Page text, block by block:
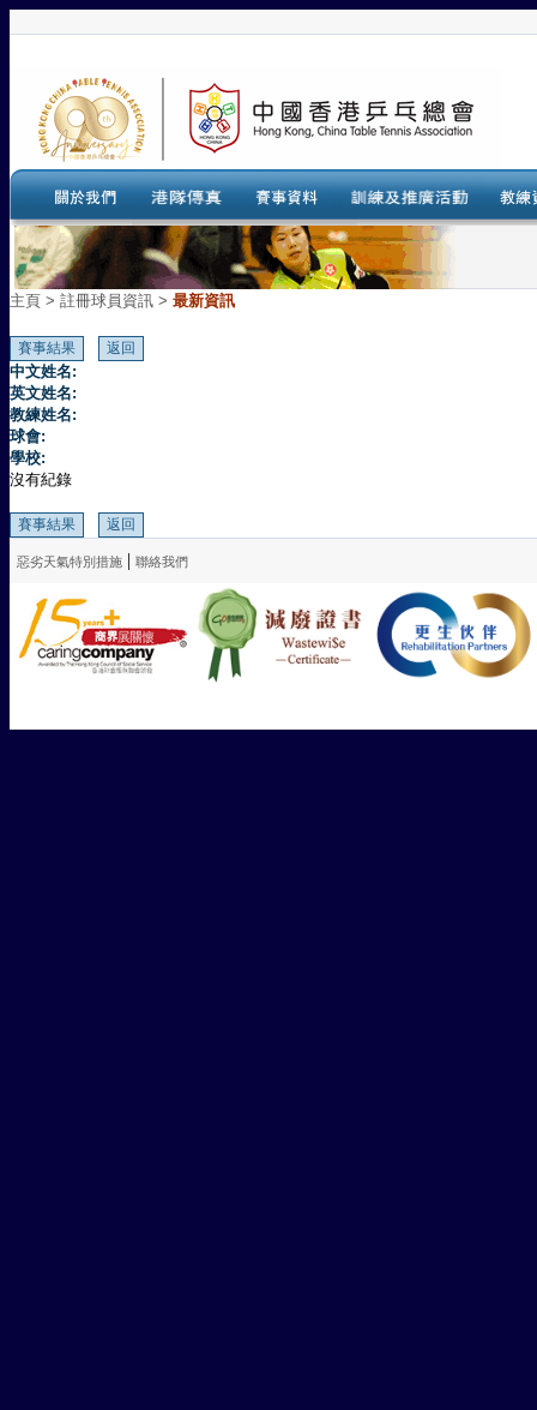
主頁 > 註冊球員資訊 > 最新資訊
中文姓名:
英文姓名:
教練姓名:
球會:
學校:
沒有紀錄